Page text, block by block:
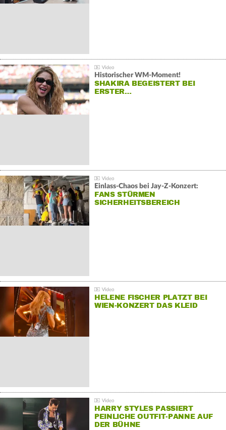
Historischer WM-Moment!
SHAKIRA BEGEISTERT BEI
ERSTER…
Einlass-Chaos bei Jay-Z-Konzert:
FANS STÜRMEN
SICHERHEITSBEREICH
HELENE FISCHER PLATZT BEI
WIEN-KONZERT DAS KLEID
HARRY STYLES PASSIERT
PEINLICHE OUTFIT-PANNE AUF
DER BÜHNE